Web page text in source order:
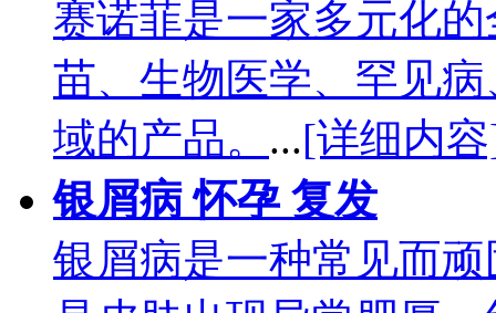
赛诺菲是一家多元化
苗、生物医学、罕见
域的产品。 ...[详细内
银屑病 怀孕 复发
银屑病是一种常见而